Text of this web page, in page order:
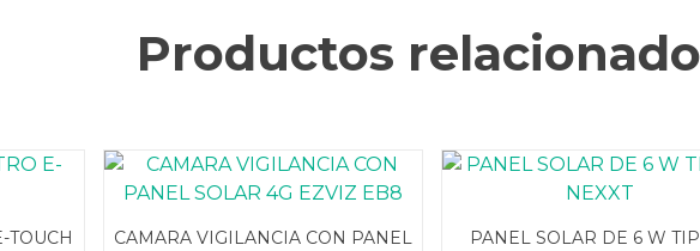
Productos
TOUCH
CAMARA VIGILANCIA CON PANEL
PANEL SOLAR DE 6 W